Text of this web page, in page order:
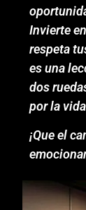
Invierte
respeta
es una
dos
por la
¡Que el